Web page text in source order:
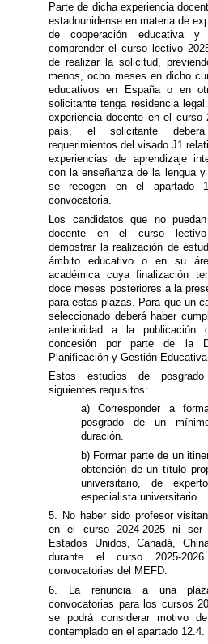
Parte de dicha experiencia
estadounidense en materia de
de cooperación educativa
comprender el curso lectivo
de realizar la solicitud,
menos, ocho meses en dicho
educativos en España o en
solicitante tenga residencia
experiencia docente en el curso
país, el solicitante
requerimientos del visado J1
experiencias de aprendizaje
con la enseñanza de la lengua
se recogen en el apartado
convocatoria.
Los candidatos que no
docente en el curso lectivo
demostrar la realización de
ámbito educativo o en su
académica cuya finalización
doce meses posteriores a la
para estas plazas. Para que un
seleccionado deberá haber
anterioridad a la publicación
concesión por parte de la
Planificación y Gestión Educativa.
Estos estudios de
siguientes requisitos:
a) Corresponder a
posgrado de un
duración.
b) Formar parte de un
obtención de un título
universitario, de
especialista universitario.
5. No haber sido profesor
en el curso 2024-2025 ni ser
Estados Unidos, Canadá,
durante el curso 2025-
convocatorias del MEFD.
6. La renuncia a una
convocatorias para los cursos
se podrá considerar motivo
contemplado en el apartado